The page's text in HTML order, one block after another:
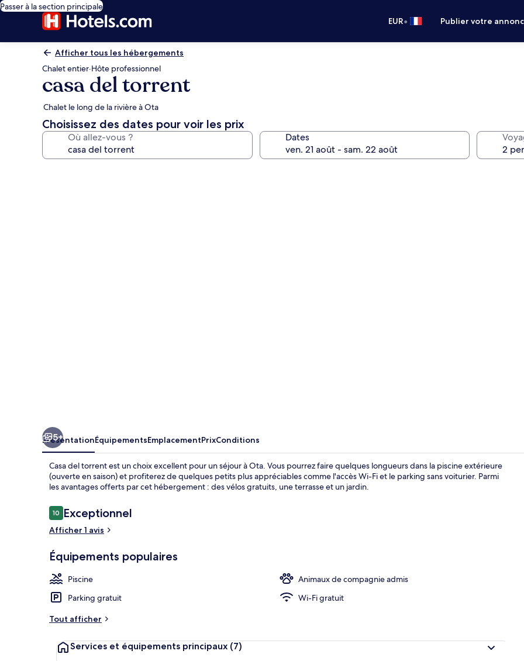
Passer à la section principale
EUR• Publier votre
Afficher tous les hébergements
Chalet entier·Hôte professionnel
casa del torrent
Chalet le long de la rivière à Ota
Choisissez des dates pour voir les prix
Où allez-vous ? Dates
5+
PrésentationÉquipementsEmplacementPrixConditions
Casa del torrent est un choix excellent pour un séjour à Ota. Vous pourrez faire quelques longueurs dans la piscine extérieure
(ouverte en saison) et profiterez de quelques petits plus appréciables comme l'accès Wi-Fi et le parking sans voiturier. Parmi
les avantages offerts par cet hébergement : des vélos gratuits, une terrasse et un jardin.
Avis
voyageurs
1010 sur 10
Exceptionnel
Afficher 1 avis
Équipements populaires
Piscine
Animaux de compagnie admis
Parking gratuit
Wi-Fi gratuit
Tout afficher
Services et équipements principaux (7)